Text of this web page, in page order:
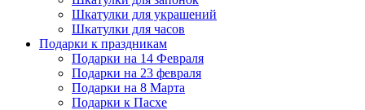
Шкатулки для украшений
Шкатулки для часов
Подарки к праздникам
Подарки на 14 Февраля
Подарки на 23 февраля
Подарки на 8 Марта
Подарки к Пасхе